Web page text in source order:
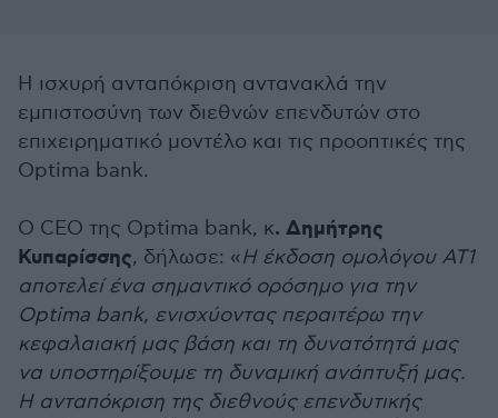
Η ισχυρή ανταπόκριση αντανακλά την
εμπιστοσύνη των διεθνών επενδυτών στο
επιχειρηματικό μοντέλο και τις προοπτικές της
Optima bank.
Ο CEO της Optima bank, κ. Δημήτρης
Κυπαρίσσης, δήλωσε: «Η έκδοση ομολόγου AT1
αποτελεί ένα σημαντικό ορόσημο για την
Optima bank, ενισχύοντας περαιτέρω την
κεφαλαιακή μας βάση και τη δυνατότητά μας
να υποστηρίξουμε τη δυναμική ανάπτυξή μας.
Η ανταπόκριση της διεθνούς επενδυτικής